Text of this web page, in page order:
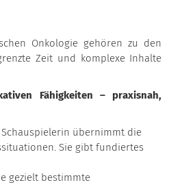
Onkologie gehören zu den
Zeit und komplexe Inhalte
Fähigkeiten – praxisnah,
übernimmt die
Sie gibt fundiertes
gezielt bestimmte